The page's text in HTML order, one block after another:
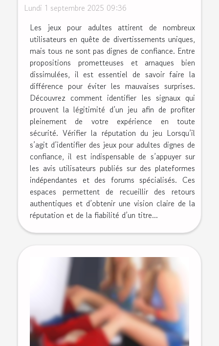
Lundi 1 septembre 2025 09:36
Les jeux pour adultes attirent de nombreux
utilisateurs en quête de divertissements uniques,
mais tous ne sont pas dignes de confiance. Entre
propositions prometteuses et arnaques bien
dissimulées, il est essentiel de savoir faire la
différence pour éviter les mauvaises surprises.
Découvrez comment identifier les signaux qui
prouvent la légitimité d’un jeu afin de profiter
pleinement de votre expérience en toute
sécurité. Vérifier la réputation du jeu Lorsqu’il
s’agit d’identifier des jeux pour adultes dignes de
confiance, il est indispensable de s’appuyer sur
les avis utilisateurs publiés sur des plateformes
indépendantes et des forums spécialisés. Ces
espaces permettent de recueillir des retours
authentiques et d’obtenir une vision claire de la
réputation et de la fiabilité d’un titre...